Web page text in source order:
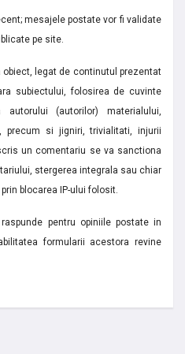
mesajele postate vor fi validate
pe site.
legat de continutul prezentat
subiectului, folosirea de cuvinte
(autorilor) materialului,
precum si jigniri, trivialitati, injurii
un comentariu se va sanctiona
stergerea integrala sau chiar
blocarea IP-ului folosit.
pentru opiniile postate in
formularii acestora revine